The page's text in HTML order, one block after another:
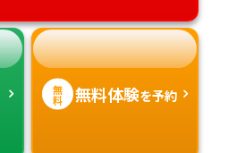
無
料 無料体験を予約